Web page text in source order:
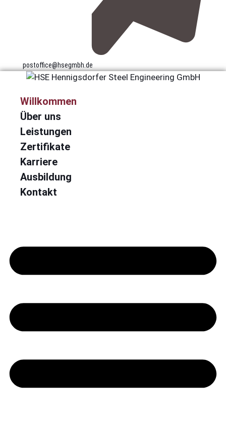
postoffice@hsegmbh.de
Willkommen
Über uns
Leistungen
Zertifikate
Karriere
Ausbildung
Kontakt